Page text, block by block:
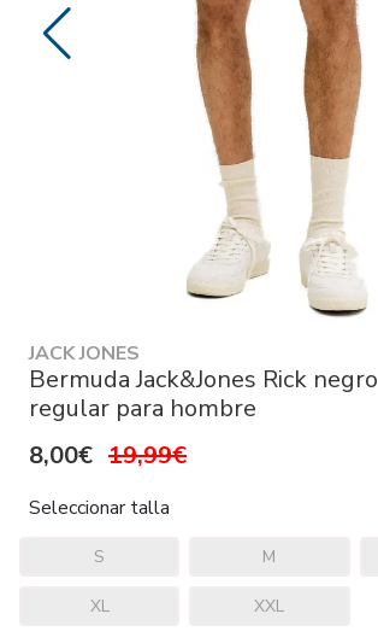
JACK JONES
Bermuda Jack&Jones Rick negro
regular para hombre
8,00€ 19,99€
Seleccionar talla
S M
XL XXL